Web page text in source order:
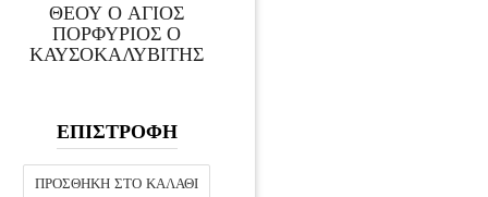
ΘΕΟΥ Ο ΆΓΙΟΣ
ΠΟΡΦΎΡΙΟΣ Ο
ΚΑΥΣΟΚΑΛΥΒΊΤΗΣ
ΕΠΙΣΤΡΟΦΗ
ΠΡΟΣΘΉΚΗ ΣΤΟ ΚΑΛΆΘΙ